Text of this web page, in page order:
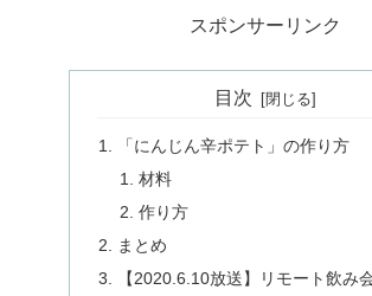
スポンサーリンク
目次
「にんじん辛ポテト」の作り方
材料
作り方
まとめ
【2020.6.10放送】リモート飲み